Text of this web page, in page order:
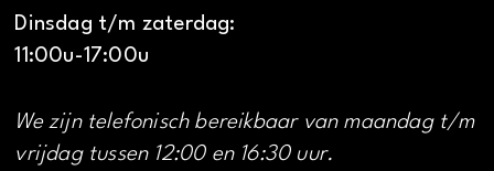
Dinsdag t/m zaterdag:
11:00u-17:00u
We zijn telefonisch bereikbaar van maandag t/m
vrijdag tussen 12:00 en 16:30 uur.